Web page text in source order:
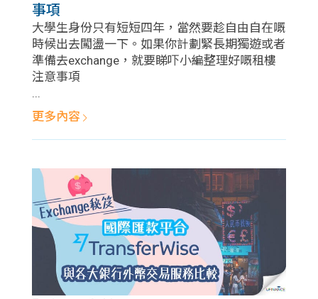
事項
大學生身份只有短短四年，當然要趁自由自在嘅
時候出去闖盪一下。如果你計劃緊長期獨遊或者
準備去exchange，就要睇吓小編整理好嘅租樓
注意事項
...
更多內容